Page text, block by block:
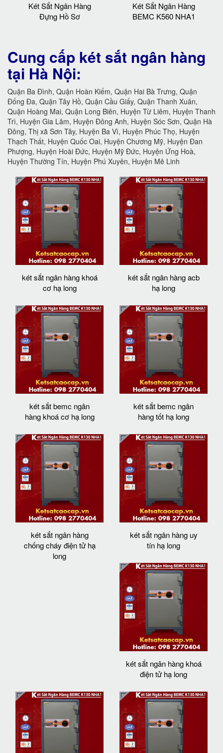
Két Sắt Ngân Hàng
Đựng Hồ Sơ
Két Sắt Ngân Hàng
BEMC K560 NHA1
Cung cấp két sắt ngân hàng
tại Hà Nội:
Quận Ba Đình, Quận Hoàn Kiếm, Quận Hai Bà Trưng, Quận
Đống Đa, Quận Tây Hồ, Quận Cầu Giấy, Quận Thanh Xuân,
Quận Hoàng Mai, Quận Long Biên, Huyện Từ Liêm, Huyện Thanh
Trì, Huyện Gia Lâm, Huyện Đông Anh, Huyện Sóc Sơn, Quận Hà
Đông, Thị xã Sơn Tây, Huyện Ba Vì, Huyện Phúc Thọ, Huyện
Thạch Thất, Huyện Quốc Oai, Huyện Chương Mỹ, Huyện Đan
Phượng, Huyện Hoài Đức, Huyện Mỹ Đức, Huyện Ứng Hoà,
Huyện Thường Tín, Huyện Phú Xuyên, Huyện Mê Linh
két sắt ngân hàng khoá
cơ hạ long
két sắt ngân hàng acb
hạ long
két sắt bemc ngân
hàng khoá cơ hạ long
két sắt bemc ngân
hàng tốt hạ long
két sắt ngân hàng
chống cháy điện tử hạ
long
két sắt ngân hàng uy
tín hạ long
két sắt ngân hàng khoá
điện tử hạ long